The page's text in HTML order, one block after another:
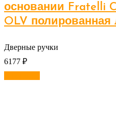
основании Fratelli
OLV полированная
Дверные ручки
6177 ₽